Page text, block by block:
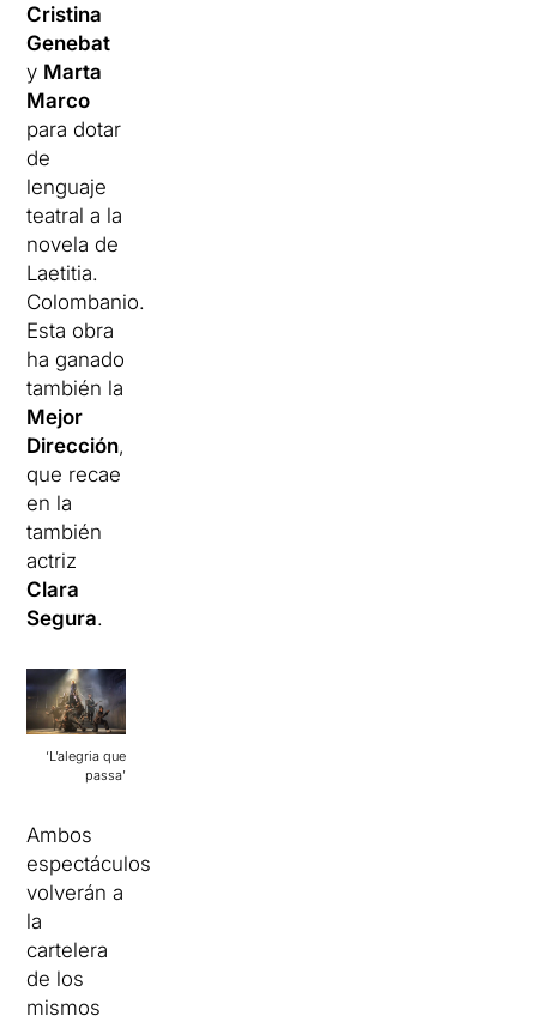
Cristina
Genebat
y Marta
Marco
para dotar
de
lenguaje
teatral a la
novela de
Laetitia.
Colombanio.
Esta obra
ha ganado
también la
Mejor
Dirección,
que recae
en la
también
actriz
Clara
Segura.
‘L’alegria que
passa’
Ambos
espectáculos
volverán a
la
cartelera
de los
mismos